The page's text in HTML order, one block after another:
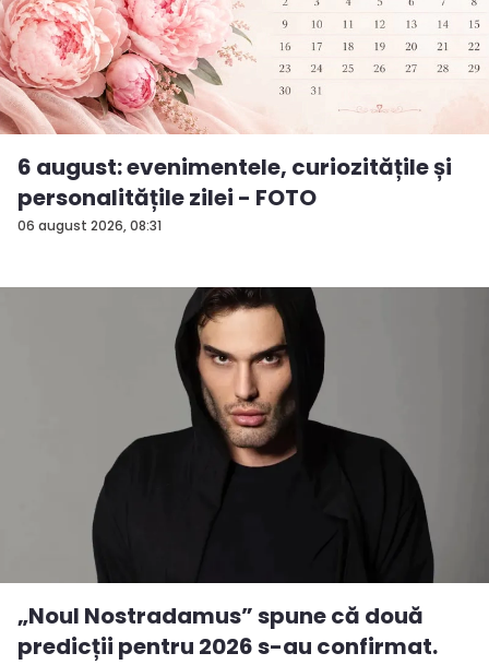
06 august 2026, 08:31
6 august: evenimentele, curiozitățile și
personalitățile zilei - FOTO
„Noul Nostradamus” spune că două
predicții pentru 2026 s-au confirmat.